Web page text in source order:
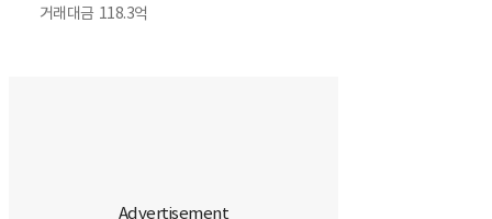
거래대금 118.3억